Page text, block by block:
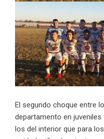
El segundo choque entre
departamento en
los del interior que para